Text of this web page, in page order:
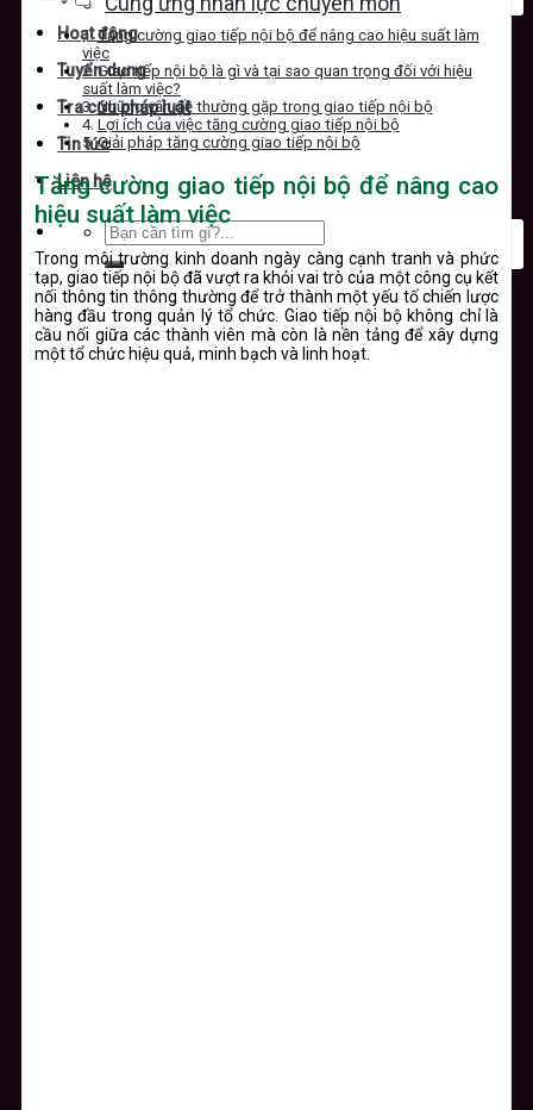
Hoạt động
Tuyển dụng
Tra cứu pháp luật
Tin tức
Liên hệ
Tăng cường giao tiếp nội bộ để nâng cao hiệu suất làm
việc
Giao tiếp nội bộ là gì và tại sao quan trọng đối với hiệu
suất làm việc?
Những vấn đề thường gặp trong giao tiếp nội bộ
Lợi ích của việc tăng cường giao tiếp nội bộ
Giải pháp tăng cường giao tiếp nội bộ
Tăng cường giao tiếp nội bộ để nâng cao
hiệu suất làm việc
Trong môi trường kinh doanh ngày càng cạnh tranh và phức
tạp, giao tiếp nội bộ đã vượt ra khỏi vai trò của một công cụ kết
nối thông tin thông thường để trở thành một yếu tố chiến lược
hàng đầu trong quản lý tổ chức. Giao tiếp nội bộ không chỉ là
cầu nối giữa các thành viên mà còn là nền tảng để xây dựng
một tổ chức hiệu quả, minh bạch và linh hoạt.